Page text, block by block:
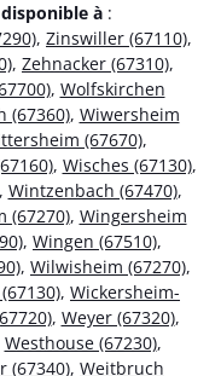
à :
, Zinswiller (67110),
, Zehnacker (67310),
, Wolfskirchen
(67360), Wiwersheim
(67670),
, Wisches (67130),
Wintzenbach (67470),
(67270), Wingersheim
, Wingen (67510),
, Wilwisheim (67270),
, Wickersheim-
, Weyer (67320),
Westhouse (67230),
(67340), Weitbruch